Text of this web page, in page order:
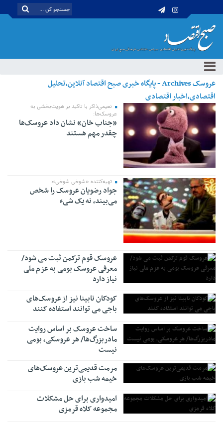
عروسک Archives - پایگاه خبری صبح اقتصاد آنلاین،تحلیل
اقتصادی،اخبار اقتصادی
نعیمی‌ذاکر با تاکید بر هویت‌بخشی به
عروسک‌ها:
«جناب خان» نشان داد عروسک‌ها
چقدر مهم‌ هستند
تهیه‌کننده «شوخی شوخی»:
جواد رضویان عروسک را شخص
می‌بیند، نه یک شیء
عروسک قوم ترکمن ثبت می شود/
معرفی عروسک بومی به عزم ملی
نیاز دارد
کودکان نابینا نیز از عروسک‌های
باجی می توانند استفاده کنند
ساخت عروسک بر اساس روایت
مادربزرگ‌ها/ هر عروسکی، بومی
نیست
مرمت قدیمی‌ترین عروسک‌های
خیمه شب بازی
امیدواری برای حل مشکلات
مجموعه کلاه قرمزی